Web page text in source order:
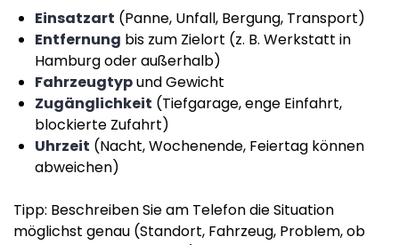
Einsatzart (Panne, Unfall, Bergung, Transport)
Entfernung bis zum Zielort (z. B. Werkstatt in
Hamburg oder außerhalb)
Fahrzeugtypund Gewicht
Zugänglichkeit (Tiefgarage, enge Einfahrt,
blockierte Zufahrt)
Uhrzeit (Nacht, Wochenende, Feiertag können
abweichen)
Tipp: Beschreiben Sie am Telefon die Situation
möglichst genau (Standort, Fahrzeug, Problem, ob